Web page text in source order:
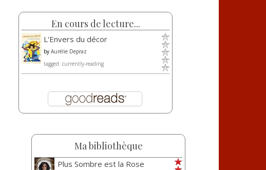
En cours de lecture...
L'Envers du décor
by Aurélie Depraz
tagged: currently-reading
Ma bibliothèque
Plus Sombre est la Rose